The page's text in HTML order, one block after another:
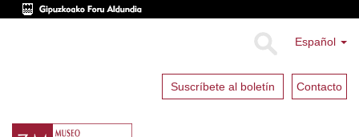
Español
Suscríbete al boletín Contacto